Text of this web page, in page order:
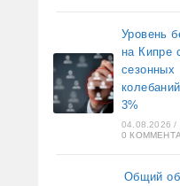
Уровень
на Кипре
сезонных
3%
04.08.2026 /
0
Общий